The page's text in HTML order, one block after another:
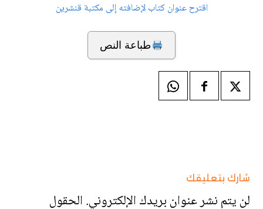
اقترح عنوان كتاب لإضافته إلى مكتبة قنشرين
طباعة النص
شارك بتعليقك
لن يتم نشر عنوان بريدك الإلكتروني.الحقول